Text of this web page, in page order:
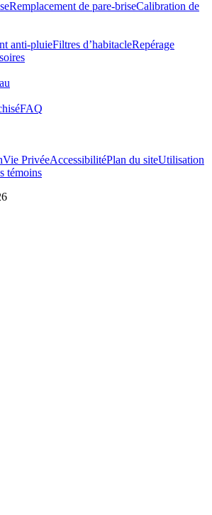
Remplacement de pare-briseCalibration de
anti-pluieFiltres d’habitacleRepérage
FAQ
Vie PrivéeAccessibilitéPlan du siteUtilisation
témoins